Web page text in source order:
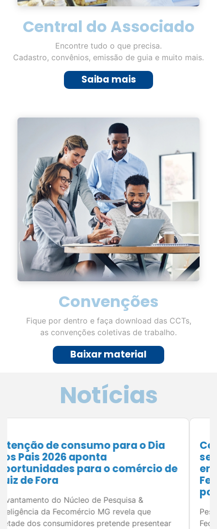
Central do Associado
Encontre tudo o que precisa.
Cadastro, convênios, emissão de guia e muito mais.
Saiba mais
Convenções
Fique por dentro e faça download das CCTs,
as convenções coletivas de trabalho.
Baixar material
Notícias
Comércio mineiro projeta
segundo semestre mais aquecido
em 2026; levantamento da
Fecomércio MG indica expectativa
Pesquisa do Núcleo de Pesquisa e Inteligência da
Fecomércio MG mostra otimismo entre